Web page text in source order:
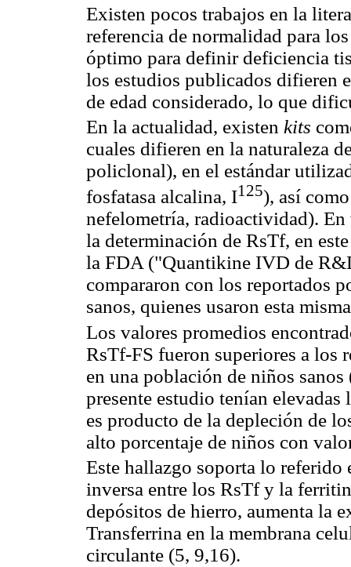
Existen pocos trabajos en la
referencia de normalidad para
óptimo para definir deficiencia
los estudios publicados difieren
de edad considerado, lo que
En la actualidad, existen kits
cuales difieren en la naturaleza
policlonal), en el estándar
fosfatasa alcalina, I125), así
nefelometría, radioactividad).
la determinación de RsTf, en
la FDA ("Quantikine IVD de
compararon con los reportados
sanos, quienes usaron esta
Los valores promedios
RsTf-FS fueron superiores a los
en una población de niños
presente estudio tenían
es producto de la depleción de
alto porcentaje de niños con
Este hallazgo soporta lo referido
inversa entre los RsTf y la
depósitos de hierro, aumenta la
Transferrina en la membrana
circulante (5, 9,16).